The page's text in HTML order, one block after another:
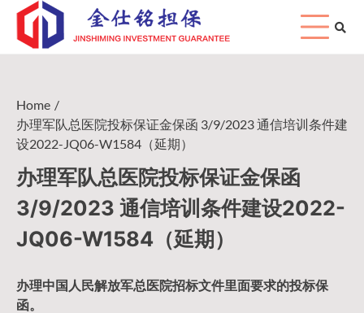
Skip
content
Home
办理军队总医院投标保证金保函 3/9/2023 通信培训条件建
设2022-JQ06-W1584（延期）
办理军队总医院投标保证金保函
3/9/2023 通信培训条件建设2022-
JQ06-W1584（延期）
办理中国人民解放军总医院招标文件里面要求的投标保
函。